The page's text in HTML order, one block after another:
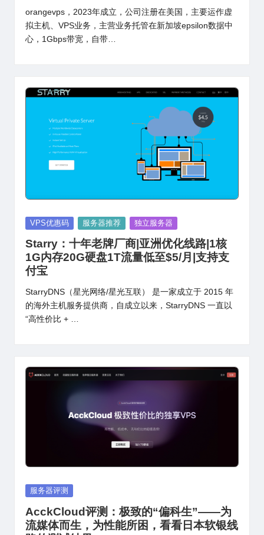
orangevps，2023年成立，公司注册在美国，主要运作虚
拟主机、VPS业务，主营业务托管在新加坡epsilon数据中
心，1Gbps带宽，自带…
Posted
VPS优惠码 服务器推荐 独立服务器
Starry：十年老牌厂商|亚洲优化线路|1核
1G内存20G硬盘1T流量低至$5/月|支持支
付宝
StarryDNS（星光网络/星光互联） 是一家成立于 2015 年
的海外主机服务提供商，自成立以来，StarryDNS 一直以
“高性价比 + …
Posted
服务器评测
AcckCloud评测：极致的“偏科生”——为
流媒体而生，为性能所困，看看日本软银线